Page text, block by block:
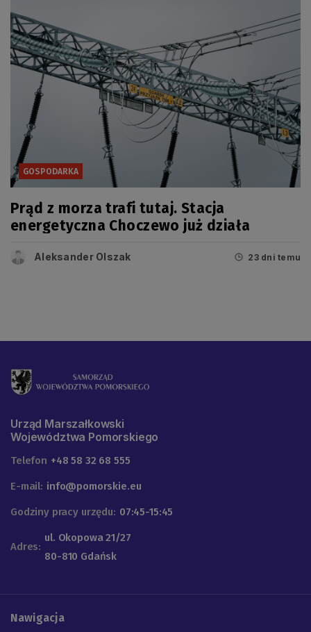
GOSPODARKA
Prąd z morza trafi tutaj. Stacja
energetyczna Choczewo już działa
Aleksander Olszak 23 dni temu
Urząd Marszałkowski
Województwa Pomorskiego
Telefon +48 58 32 68 555
E-mail: info@pomorskie.eu
Godziny pracy urzędu: 07:45-15:45
Adres:
ul. Okopowa 21/27
80-810 Gdańsk
Nawigacja